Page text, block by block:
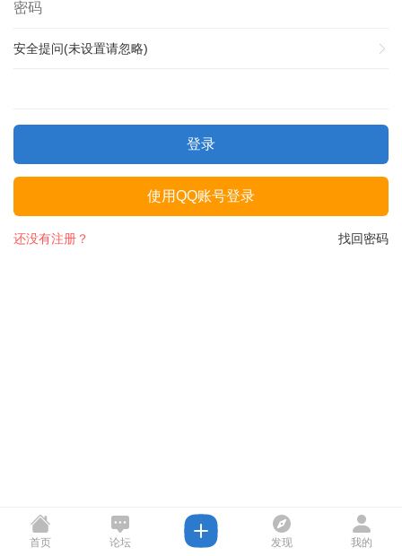
安全提问(未设置请忽略)
登录
使用QQ账号登录
找回密码
还没有注册？
首页 论坛 发现 我的